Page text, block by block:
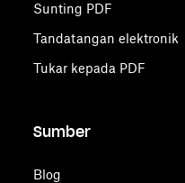
Sunting PDF
Tandatangan elektronik
Tukar kepada PDF
Sumber
Blog